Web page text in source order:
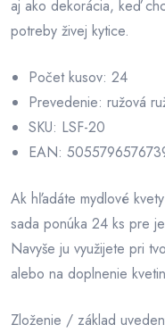
aj ako dekorácia, keď
potreby živej kytice.
Počet kusov: 24
Prevedenie: ružová
SKU: LSF-20
EAN:
Ak hľadáte mydlové
sada ponúka 24 ks pre
Navyše ju využijete pri
alebo na doplnenie
Zloženie / základ